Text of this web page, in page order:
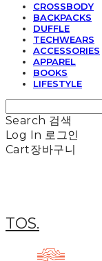
CROSSBODY
BACKPACKS
DUFFLE
TECHWEARS
ACCESSORIES
APPAREL
BOOKS
LIFESTYLE
Search 검색
Log In 로그인
Cart장바구니
TOS.